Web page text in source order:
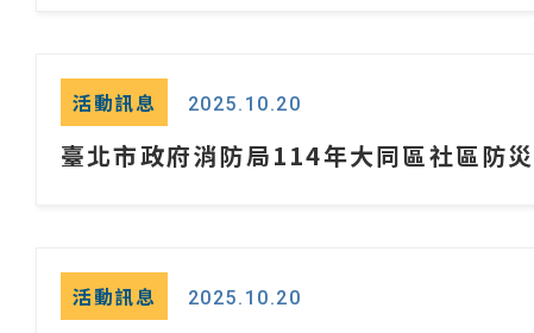
活動訊息 2025.10.20
臺北市政府消防局114年大同區社區防
活動訊息 2025.10.20